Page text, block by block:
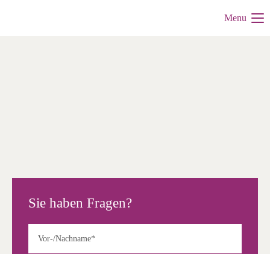
Menu
Sie haben Fragen?